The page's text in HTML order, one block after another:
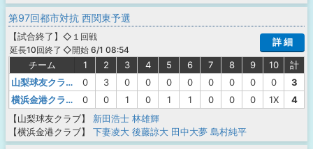
第97回都市対抗 西関東予選
【試合終了 】
延長10回終了
◇１回戦
◇開始 6/1 08:54
詳 細
チーム 1 2 3 4 5 6 7 8 9 10
計
山梨球友クラブ
0 3 0 0 0 0 0 0 0 0
3
横浜金港クラブ
0 0 1 0 1 1 0 0 0 1X
4
【山梨球友クラブ】
新田浩士 林雄輝
【横浜金港クラブ】
下妻凌大 後藤諒大 田中大夢 島村純平